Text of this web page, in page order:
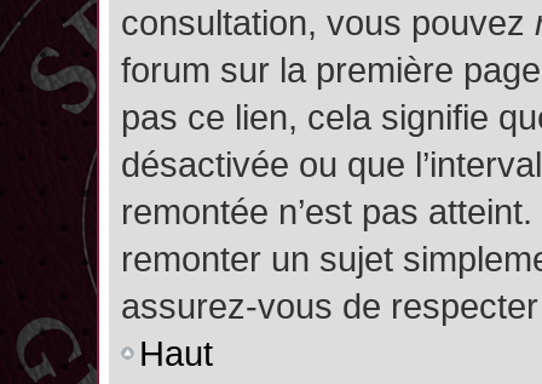
consultation, vous pouvez
forum sur la première
pas ce lien, cela signifie
désactivée ou que
remontée n’est pas
remonter un sujet
assurez-vous de
Haut